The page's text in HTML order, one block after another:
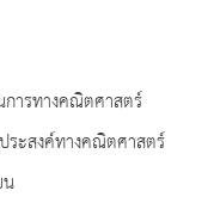
ารทางคณิตศาสตร์
ะสงค์ทางคณิตศาสตร์